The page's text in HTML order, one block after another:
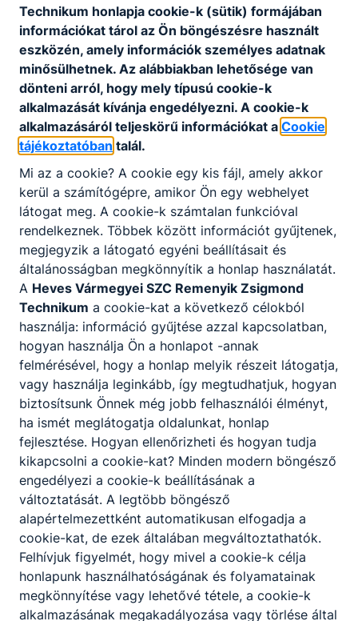
kidolgozásához.
Informatika és távközlés
Informatikai rendszer- és alkalmazás-
üzemeltető technikus
KKK PTT
Szoftverfejlesztő és -tesztelő
Közlekedés és szállítmányozás
Logisztikai technikus
PTT
Oktatás
Oktatási szakasszisztens
KKK PTT
Gazdálkodás és menedzsment
Technikum honlapja cookie-k (sütik) formájában
információkat tárol az Ön böngészésre használt
eszközén, amely információk személyes adatnak
minősülhetnek. Az alábbiakban lehetősége van
dönteni arról, hogy mely típusú cookie-k
alkalmazását kívánja engedélyezni. A cookie-k
alkalmazásáról teljeskörű információkat a Cookie
tájékoztatóban talál.
Mi az a cookie? A cookie egy kis fájl, amely akkor
kerül a számítógépre, amikor Ön egy webhelyet
látogat meg. A cookie-k számtalan funkcióval
rendelkeznek. Többek között információt gyűjtenek,
megjegyzik a látogató egyéni beállításait és
általánosságban megkönnyítik a honlap használatát.
A Heves Vármegyei SZC Remenyik Zsigmond
Technikum a cookie-kat a következő célokból
használja: információ gyűjtése azzal kapcsolatban,
hogyan használja Ön a honlapot -annak
felmérésével, hogy a honlap melyik részeit látogatja,
vagy használja leginkább, így megtudhatjuk, hogyan
biztosítsunk Önnek még jobb felhasználói élményt,
ha ismét meglátogatja oldalunkat, honlap
fejlesztése. Hogyan ellenőrizheti és hogyan tudja
kikapcsolni a cookie-kat? Minden modern böngésző
engedélyezi a cookie-k beállításának a
változtatását. A legtöbb böngésző
alapértelmezettként automatikusan elfogadja a
cookie-kat, de ezek általában megváltoztathatók.
Felhívjuk figyelmét, hogy mivel a cookie-k célja
honlapunk használhatóságának és folyamatainak
megkönnyítése vagy lehetővé tétele, a cookie-k
alkalmazásának megakadályozása vagy törlése által